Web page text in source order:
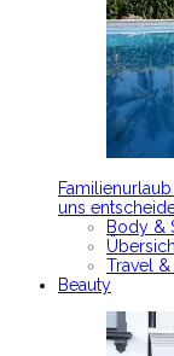
uns
Body &
Travel &
Beauty